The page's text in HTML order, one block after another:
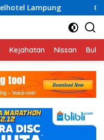
OJK Bersama
Kejahatan Nissan